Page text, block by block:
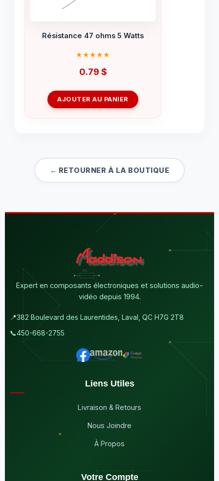
Résistance 47 ohms 5 Watts
0.79 $
AJOUTER AU PANIER
← RETOURNER À LA BOUTIQUE
Expert en composants électroniques et solutions audio-
vidéo depuis 1994.
📍382 Boulevard des Laurentides, Laval, QC H7G 2T8
📞450-668-2755
Liens Utiles
Livraison & Retours
Nous Joindre
À Propos
Votre Compte